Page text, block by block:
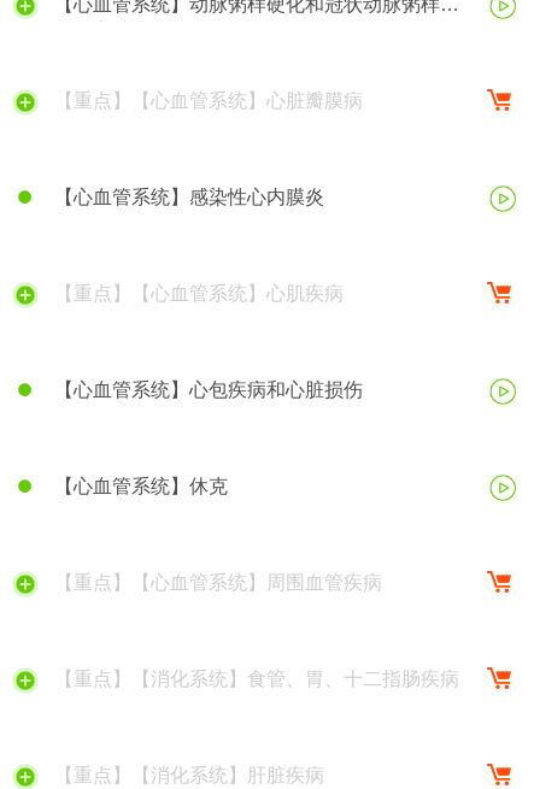
【重点】【心血管系统】心脏瓣膜病
【心血管系统】感染性心内膜炎
【重点】【心血管系统】心肌疾病
【心血管系统】心包疾病和心脏损伤
【心血管系统】休克
【重点】【心血管系统】周围血管疾病
【重点】【消化系统】食管、胃、十二指肠疾病
【重点】【消化系统】肝脏疾病